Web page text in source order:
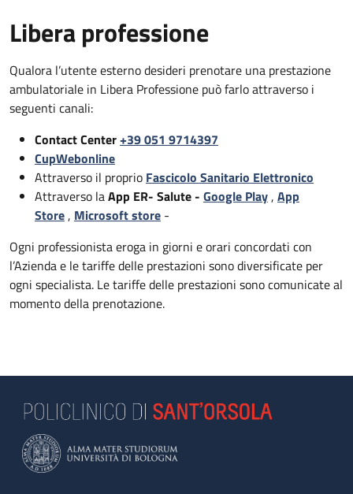
Libera professione
Qualora l’utente esterno desideri prenotare una prestazione
ambulatoriale in Libera Professione può farlo attraverso i
seguenti canali:
Contact Center+39 051 9714397
CupWebonline
Attraverso il proprio Fascicolo Sanitario Elettronico
Attraverso laApp ER- Salute - Google Play, App
Store, Microsoft store -
Ogni professionista eroga in giorni e orari concordati con
l’Azienda e le tariffe delle prestazioni sono diversificate per
ogni specialista. Le tariffe delle prestazioni sono comunicate al
momento della prenotazione.